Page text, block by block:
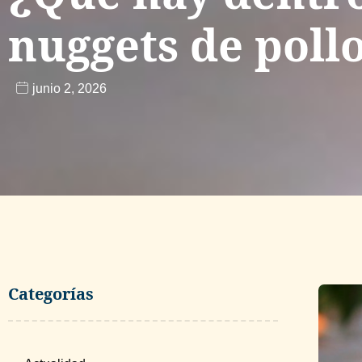
nuggets de
junio 2, 2026
Categorías